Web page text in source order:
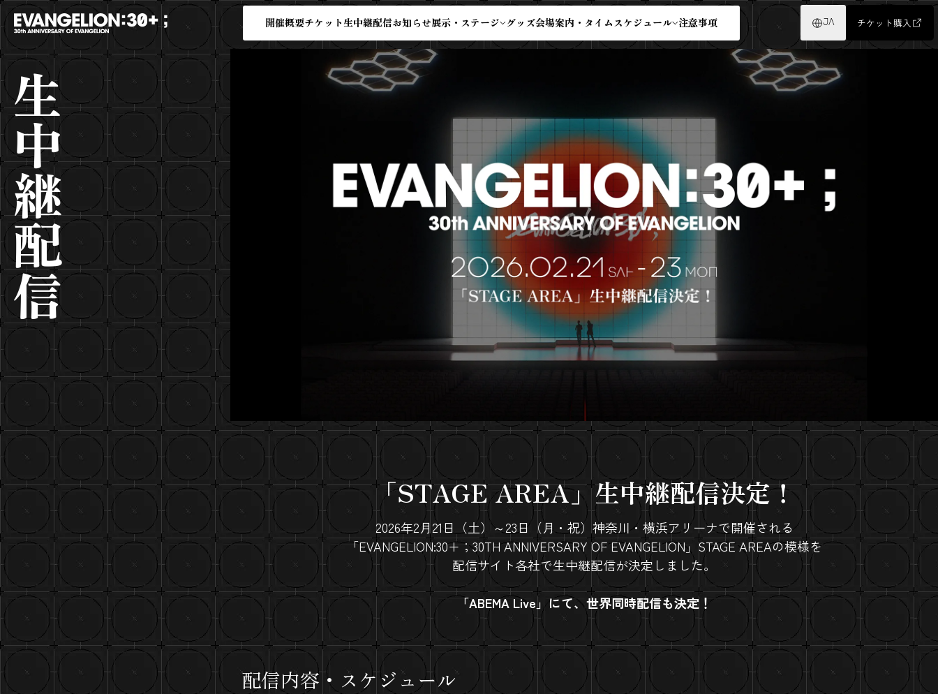
開催概要チケット生中継配信お知らせ展示・ステージ グッズ会場案内・タイムスケジュール 注意事項 JA チケット購入
生中継配信
「STAGE AREA」生中継配信決定！
2026年2月21日（土）～23日（月・祝）神奈川・横浜アリーナで開催される
「EVANGELION:30+；30TH ANNIVERSARY OF EVANGELION」STAGE AREAの模様を
配信サイト各社で生中継配信が決定しました。
「ABEMA Live」にて、世界同時配信も決定！
配信内容・スケジュール